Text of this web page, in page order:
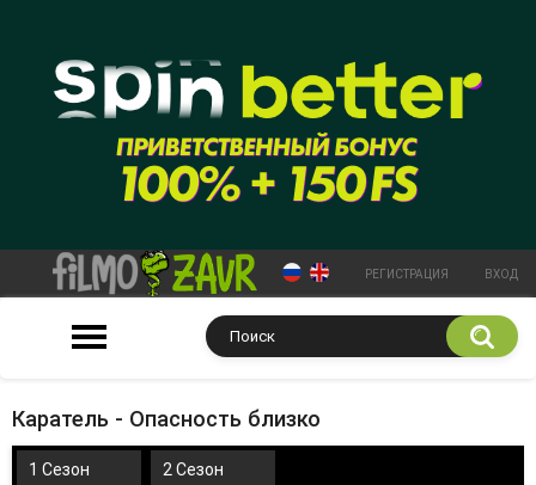
РЕГИСТРАЦИЯ ВХОД
Каратель - Опасность близко
1 Сезон 2 Сезон